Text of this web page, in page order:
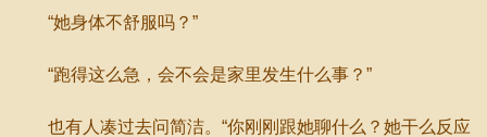
“她身体不舒服吗？”
“跑得这么急，会不会是家里发生什么事？”
也有人凑过去问简洁。“你刚刚跟她聊什么？她干么反应